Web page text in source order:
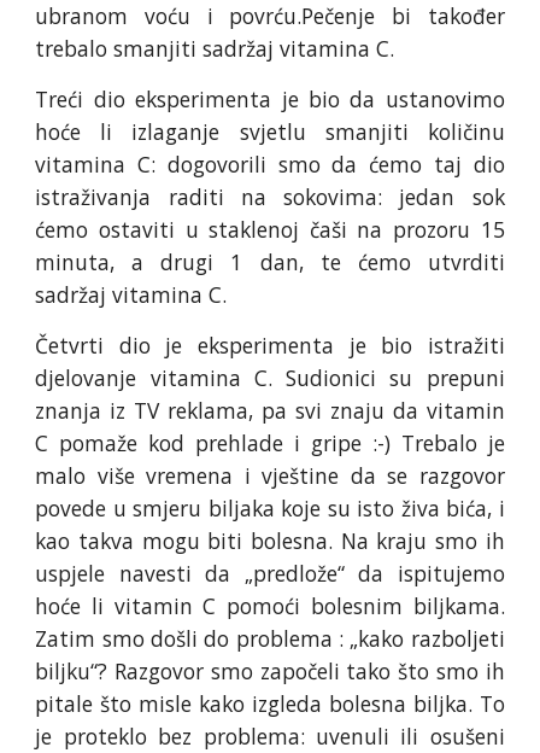
ubranom voću i povrću.Pečenje bi također
trebalo smanjiti sadržaj vitamina C.
Treći dio eksperimenta je bio da ustanovimo
hoće li izlaganje svjetlu smanjiti količinu
vitamina C: dogovorili smo da ćemo taj dio
istraživanja raditi na sokovima: jedan sok
ćemo ostaviti u staklenoj čaši na prozoru 15
minuta, a drugi 1 dan, te ćemo utvrditi
sadržaj vitamina C.
Četvrti dio je eksperimenta je bio istražiti
djelovanje vitamina C. Sudionici su prepuni
znanja iz TV reklama, pa svi znaju da vitamin
C pomaže kod prehlade i gripe :-) Trebalo je
malo više vremena i vještine da se razgovor
povede u smjeru biljaka koje su isto živa bića, i
kao takva mogu biti bolesna. Na kraju smo ih
uspjele navesti da „predlože“ da ispitujemo
hoće li vitamin C pomoći bolesnim biljkama.
Zatim smo došli do problema : „kako razboljeti
biljku“? Razgovor smo započeli tako što smo ih
pitale što misle kako izgleda bolesna biljka. To
je proteklo bez problema: uvenuli ili osušeni